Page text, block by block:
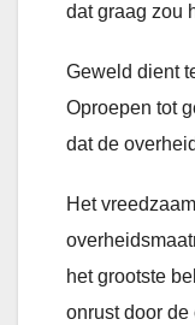
dat graag zou
Geweld dient
Oproepen tot
dat de
Het
het grootste
onrust door de